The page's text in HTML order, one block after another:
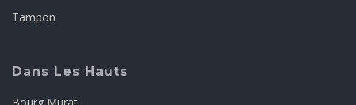
Tampon
Dans Les Hauts